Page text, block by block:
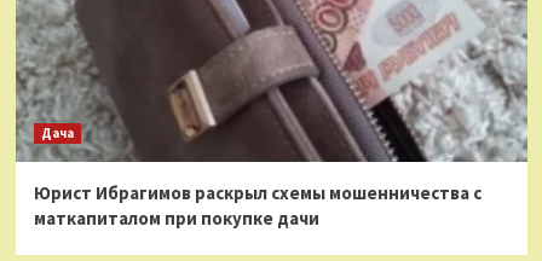
Дача
Юрист Ибрагимов раскрыл схемы мошенничества с
маткапиталом при покупке дачи